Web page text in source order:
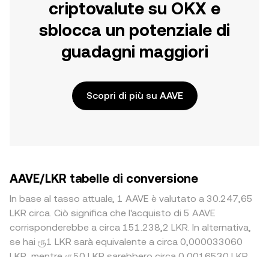
criptovalute su OKX e
sblocca un potenziale di
guadagni maggiori
Scopri di più su AAVE
AAVE/LKR tabelle di conversione
In base al tasso attuale, 1 AAVE è valutato a 30.247,65
LKR circa. Ciò significa che l'acquisto di 5 AAVE
corrisponderebbe a circa 151.238,2 LKR. In alternativa,
se hai ரூ1 LKR sarà equivalente a circa 0,000033060